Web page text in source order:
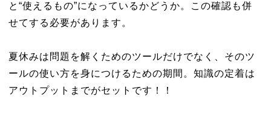
と“使えるもの”になっているかどうか。この確認も併
せてする必要があります。
夏休みは問題を解くためのツールだけでなく、そのツ
ールの使い方を身につけるための期間。知識の定着は
アウトプットまでがセットです！！